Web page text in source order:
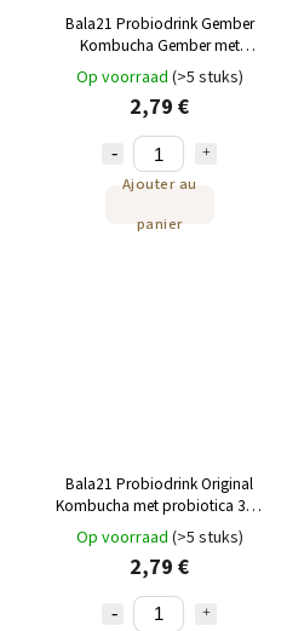
Bala21 Probiodrink Gember
Kombucha Gember met
probiotica 330 ml
Op voorraad (>5 stuks)
2,79 €
Ajouter au
panier
Bala21 Probiodrink Original
Kombucha met probiotica 330
ml
Op voorraad (>5 stuks)
2,79 €